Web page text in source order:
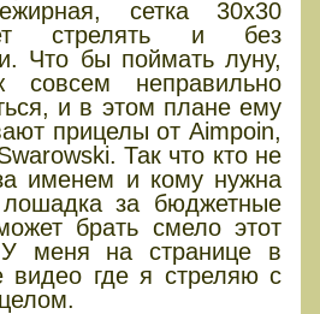
сетка 30х30
стрелять и без
Что бы поймать луну,
совсем неправильно
и в этом плане ему
прицелы от Aimpoin,
Так что кто не
именем и кому нужна
лошадка за бюджетные
брать смело этот
меня на странице в
видео где я стреляю с